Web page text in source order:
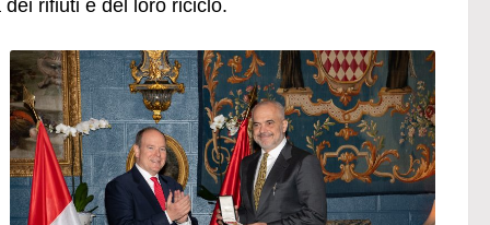
rifiuti e del loro riciclo.